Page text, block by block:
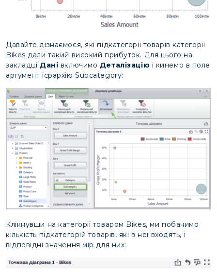
Давайте дізнаємося, які підкатегорії товарів категорії
Bikes дали такий високий прибуток. Для цього на
закладці Дані включимо Деталізацію і кинемо в поле
аргумент ієрархію Subcategory:
Клікнувши на категорії товаром Bikes, ми побачимо
кількість підкатегорій товарів, які в неї входять, і
відповідні значення мір для них: